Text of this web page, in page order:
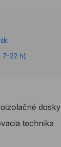
7-22 h)
dosky
technika